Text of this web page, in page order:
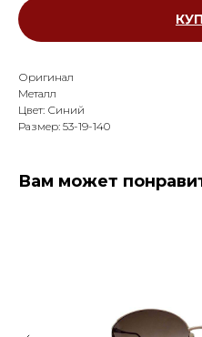
Оригинал
Металл
Цвет: Синий
Размер: 53-19-140
Вам может